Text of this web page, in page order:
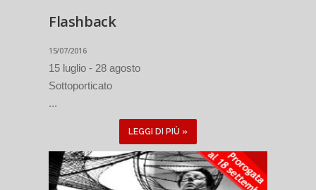
Flashback
15/07/2016
15 luglio - 28 agosto
Sottoporticato
...
LEGGI DI PIÙ »